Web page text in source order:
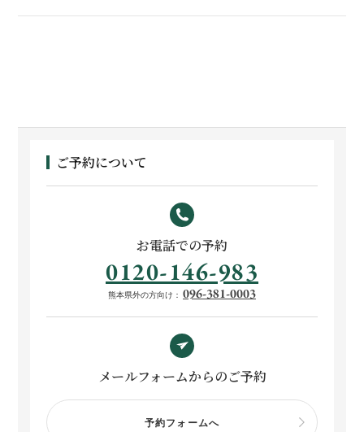
ご予約について
お電話での予約
0120-146-983
熊本県外の方向け 096-381-0003
メールフォームからのご予約
予約フォームへ